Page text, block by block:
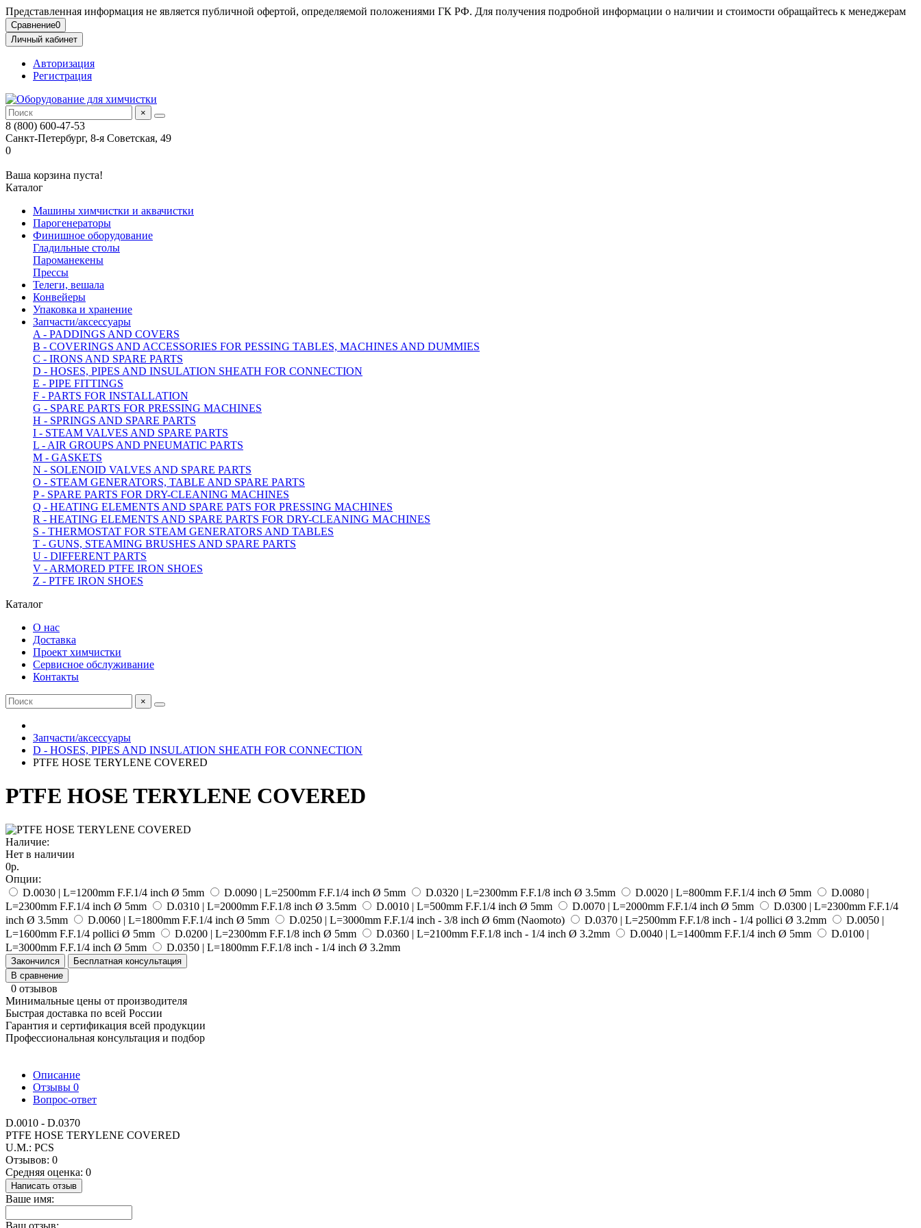
Представленная информация не является публичной офертой, определяемой положениями ГК РФ. Для получения подробной информации о наличии и стоимости обращайтесь к менеджерам
Сравнение0
Личный кабинет
Авторизация
Регистрация
×
8 (800) 600-47-53
Санкт-Петербург, 8-я Советская, 49
0
Ваша корзина пуста!
Каталог
Машины химчистки и аквачистки
Парогенераторы
Финишное оборудование
Гладильные столы
Пароманекены
Прессы
Телеги, вешала
Конвейеры
Упаковка и хранение
Запчасти/аксессуары
A - PADDINGS AND COVERS
B - COVERINGS AND ACCESSORIES FOR PESSING TABLES, MACHINES AND DUMMIES
C - IRONS AND SPARE PARTS
D - HOSES, PIPES AND INSULATION SHEATH FOR CONNECTION
E - PIPE FITTINGS
F - PARTS FOR INSTALLATION
G - SPARE PARTS FOR PRESSING MACHINES
H - SPRINGS AND SPARE PARTS
I - STEAM VALVES AND SPARE PARTS
L - AIR GROUPS AND PNEUMATIC PARTS
M - GASKETS
N - SOLENOID VALVES AND SPARE PARTS
O - STEAM GENERATORS, TABLE AND SPARE PARTS
P - SPARE PARTS FOR DRY-CLEANING MACHINES
Q - HEATING ELEMENTS AND SPARE PATS FOR PRESSING MACHINES
R - HEATING ELEMENTS AND SPARE PARTS FOR DRY-CLEANING MACHINES
S - THERMOSTAT FOR STEAM GENERATORS AND TABLES
T - GUNS, STEAMING BRUSHES AND SPARE PARTS
U - DIFFERENT PARTS
V - ARMORED PTFE IRON SHOES
Z - PTFE IRON SHOES
Каталог
О нас
Доставка
Проект химчистки
Сервисное обслуживание
Контакты
×
Запчасти/аксессуары
D - HOSES, PIPES AND INSULATION SHEATH FOR CONNECTION
PTFE HOSE TERYLENE COVERED
PTFE HOSE TERYLENE COVERED
Наличие:
Нет в наличии
0р.
Опции:
D.0030 | L=1200mm F.F.1/4 inch Ø 5mm
D.0090 | L=2500mm F.F.1/4 inch Ø 5mm D.0320 | L=2300mm F.F.1/8 inch Ø 3.5mm D.0020 | L=800mm F.F.1/4 inch Ø 5mm
D.0080 |
L=2300mm F.F.1/4 inch Ø 5mm
D.0310 | L=2000mm F.F.1/8 inch Ø 3.5mm D.0010 | L=500mm F.F.1/4 inch Ø 5mm D.0070 | L=2000mm F.F.1/4 inch Ø 5mm
D.0300 | L=2300mm F.F.1/4
inch Ø 3.5mm
D.0060 | L=1800mm F.F.1/4 inch Ø 5mm D.0250 | L=3000mm F.F.1/4 inch - 3/8 inch Ø 6mm (Naomoto) D.0370 | L=2500mm F.F.1/8 inch - 1/4 pollici Ø 3.2mm
D.0050 |
L=1600mm F.F.1/4 pollici Ø 5mm
D.0200 | L=2300mm F.F.1/8 inch Ø 5mm D.0360 | L=2100mm F.F.1/8 inch - 1/4 inch Ø 3.2mm D.0040 | L=1400mm F.F.1/4 inch Ø 5mm
D.0100 |
L=3000mm F.F.1/4 inch Ø 5mm
D.0350 | L=1800mm F.F.1/8 inch - 1/4 inch Ø 3.2mm
Закончился
Бесплатная консультация
В сравнение
0 отзывов
Минимальные цены от производителя
Быстрая доставка по всей России
Гарантия и сертификация всей продукции
Профессиональная консультация и подбор
Описание
Отзывы 0
Вопрос-ответ
D.0010 - D.0370
PTFE HOSE TERYLENE COVERED
U.M.: PCS
Отзывов: 0
Средняя оценка: 0
Написать отзыв
Ваше имя:
Ваш отзыв: